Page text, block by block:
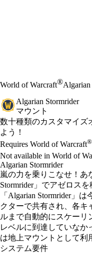
World of Warcraft®Algarian
Algarian Stormrider
マウント
Product Notification
数十種類のカスタマイズ
よう！
価格
Available actions
Requires World of Warcraft®
Not available in World of
Algarian Stormrider
嵐の力を乗りこなせ！あ
Stormrider」でアゼロス
「Algarian Stormrider」
クターで共有され、各キ
ルまで自動的にスケーリ
レベルに到達していなか
は地上マウントとして利
システム要件